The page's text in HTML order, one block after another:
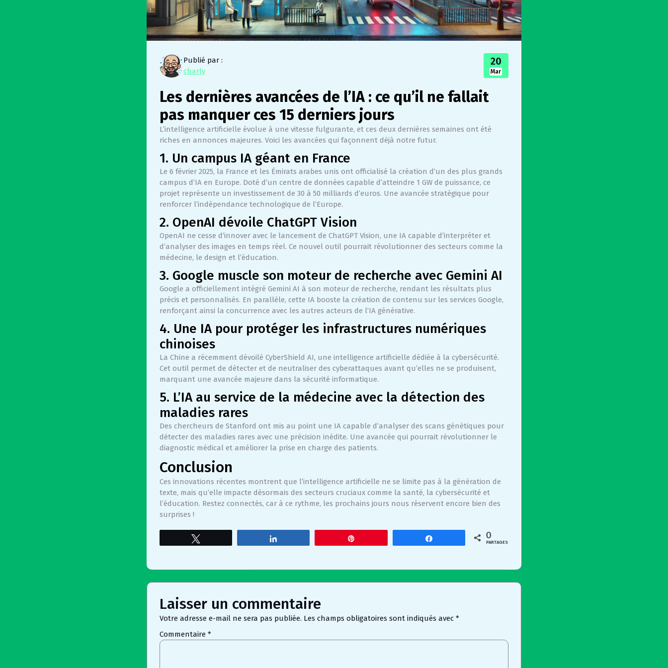
Publié par :
charly
20
Mar
Les dernières avancées de l’IA : ce qu’il ne fallait
pas manquer ces 15 derniers jours
L’intelligence artificielle évolue à une vitesse fulgurante, et ces deux dernières semaines ont été
riches en annonces majeures. Voici les avancées qui façonnent déjà notre futur.
1. Un campus IA géant en France
Le 6 février 2025, la France et les Émirats arabes unis ont officialisé la création d’un des plus grands
campus d’IA en Europe. Doté d’un centre de données capable d’atteindre 1 GW de puissance, ce
projet représente un investissement de 30 à 50 milliards d’euros. Une avancée stratégique pour
renforcer l’indépendance technologique de l’Europe.
2. OpenAI dévoile ChatGPT Vision
OpenAI ne cesse d’innover avec le lancement de ChatGPT Vision, une IA capable d’interpréter et
d’analyser des images en temps réel. Ce nouvel outil pourrait révolutionner des secteurs comme la
médecine, le design et l’éducation.
3. Google muscle son moteur de recherche avec Gemini AI
Google a officiellement intégré Gemini AI à son moteur de recherche, rendant les résultats plus
précis et personnalisés. En parallèle, cette IA booste la création de contenu sur les services Google,
renforçant ainsi la concurrence avec les autres acteurs de l’IA générative.
4. Une IA pour protéger les infrastructures numériques
chinoises
La Chine a récemment dévoilé CyberShield AI, une intelligence artificielle dédiée à la cybersécurité.
Cet outil permet de détecter et de neutraliser des cyberattaques avant qu’elles ne se produisent,
marquant une avancée majeure dans la sécurité informatique.
5. L’IA au service de la médecine avec la détection des
maladies rares
Des chercheurs de Stanford ont mis au point une IA capable d’analyser des scans génétiques pour
détecter des maladies rares avec une précision inédite. Une avancée qui pourrait révolutionner le
diagnostic médical et améliorer la prise en charge des patients.
Conclusion
Ces innovations récentes montrent que l’intelligence artificielle ne se limite pas à la génération de
texte, mais qu’elle impacte désormais des secteurs cruciaux comme la santé, la cybersécurité et
l’éducation. Restez connectés, car à ce rythme, les prochains jours nous réservent encore bien des
surprises !
0
PARTAGES
Laisser un commentaire
Votre adresse e-mail ne sera pas publiée. Les champs obligatoires sont indiqués avec*
Commentaire*